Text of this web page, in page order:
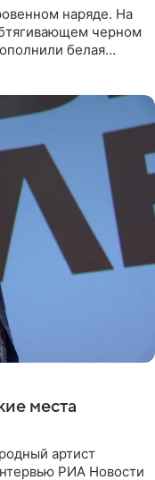
наряде. На
черном
белая
места
артист
РИА Новости